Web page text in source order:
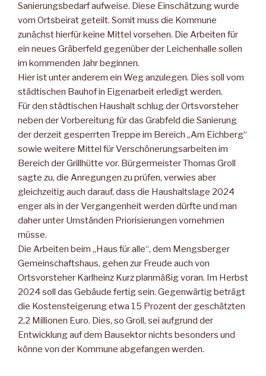
Sanierungsbedarf aufweise. Diese Einschätzung wurde
vom Ortsbeirat geteilt. Somit muss die Kommune
zunächst hier­für keine Mittel vorsehen. Die Arbeiten für
ein neues Gräberfeld gegenüber der Leichenhalle sollen
im kommenden Jahr beginnen.
Hier ist unter anderem ein Weg anzulegen. Dies soll vom
städti­schen Bauhof in Eigenarbeit erledigt werden.
Für den städtischen Haushalt schlug der Ortsvorsteher
neben der Vorbereitung für das Grabfeld die Sanierung
der derzeit gesperr­ten Treppe im Bereich „Am Eichberg“
sowie weitere Mittel für Verschönerungsarbeiten im
Bereich der Grillhütte vor. Bürger­meister Thomas Groll
sagte zu, die Anregungen zu prüfen, ver­wies aber
gleichzeitig auch darauf, dass die Haushaltslage 2024
enger als in der Vergangenheit werden dürfte und man
daher unter Umständen Priorisierungen vornehmen
müsse.
Die Arbeiten beim „Haus für alle“, dem Mengsberger
Gemeinschaftshaus, gehen zur Freude auch von
Ortsvorsteher Karlheinz Kurz planmäßig voran. Im Herbst
2024 soll das Gebäude fertig sein. Gegenwärtig beträgt
die Kostensteigerung etwa 15 Prozent der geschätzten
2,2 Millionen Euro. Dies, so Groll, sei aufgrund der
Entwicklung auf dem Bausektor nichts besonders und
könne von der Kommune abgefangen werden.